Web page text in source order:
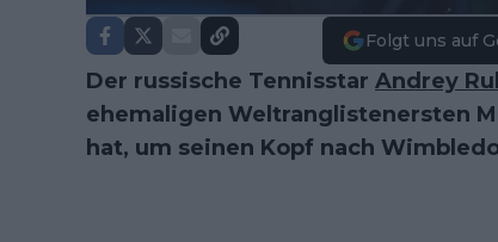
Folgt uns auf
Der russische Tennisstar Andrey
ehemaligen Weltranglistenersten
hat, um seinen Kopf nach